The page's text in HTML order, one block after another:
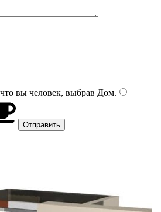
вы человек, выбрав Дом.